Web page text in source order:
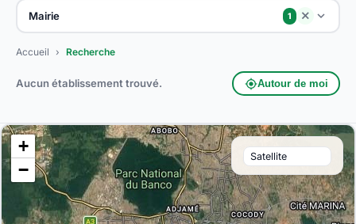
Mairie 1 close
Accueil › Recherche
Aucun établissement trouvé. my_locationAutour de moi
+
−